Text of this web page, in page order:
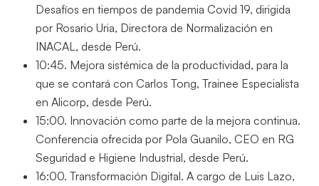
Desafíos en tiempos de pandemia Covid 19, dirigida
por Rosario Uria, Directora de Normalización en
INACAL, desde Perú.
10:45. Mejora sistémica de la productividad, para la
que se contará con Carlos Tong, Trainee Especialista
en Alicorp, desde Perú.
15:00. Innovación como parte de la mejora continua.
Conferencia ofrecida por Pola Guanilo, CEO en RG
Seguridad e Higiene Industrial, desde Perú.
16:00. Transformación Digital. A cargo de Luis Lazo,